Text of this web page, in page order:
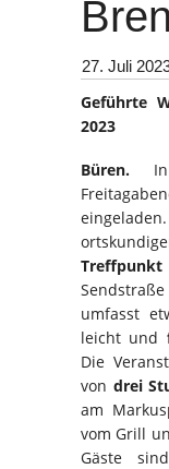
27. Juli
Geführte
2023
Büren. In
Treffpunkt
umfasst
leicht und
Die
von drei
am
vom Grill
Gäste